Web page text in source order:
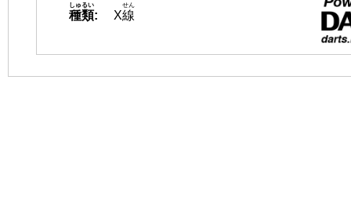
種類
しゅるい
: X線
せん